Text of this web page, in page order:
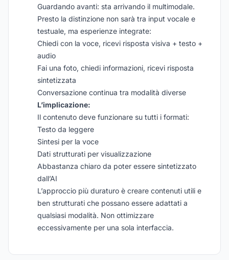
Guardando avanti: sta arrivando il multimodale.
Presto la distinzione non sarà tra input vocale e
testuale, ma esperienze integrate:
Chiedi con la voce, ricevi risposta visiva + testo +
audio
Fai una foto, chiedi informazioni, ricevi risposta
sintetizzata
Conversazione continua tra modalità diverse
L’implicazione:
Il contenuto deve funzionare su tutti i formati:
Testo da leggere
Sintesi per la voce
Dati strutturati per visualizzazione
Abbastanza chiaro da poter essere sintetizzato
dall’AI
L’approccio più duraturo è creare contenuti utili e
ben strutturati che possano essere adattati a
qualsiasi modalità. Non ottimizzare
eccessivamente per una sola interfaccia.